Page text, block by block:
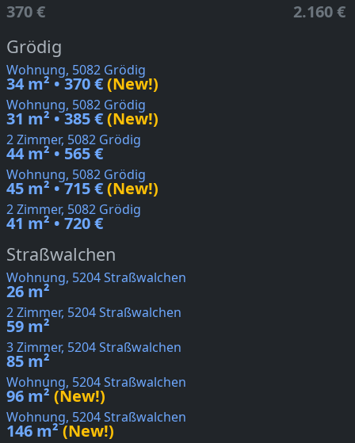
370 € 2.160 €
Grödig
Wohnung, 5082 Grödig
34 m² • 370 €(New!)
Wohnung, 5082 Grödig
31 m² • 385 €(New!)
2 Zimmer, 5082 Grödig
44 m² • 565 €
Wohnung, 5082 Grödig
45 m² • 715 €(New!)
2 Zimmer, 5082 Grödig
41 m² • 720 €
Straßwalchen
Wohnung, 5204 Straßwalchen
26 m²
2 Zimmer, 5204 Straßwalchen
59 m²
3 Zimmer, 5204 Straßwalchen
85 m²
Wohnung, 5204 Straßwalchen
96 m² (New!)
Wohnung, 5204 Straßwalchen
146 m²(New!)